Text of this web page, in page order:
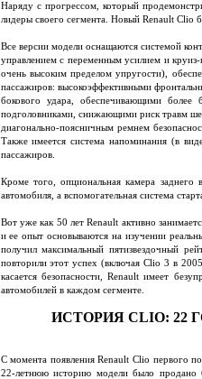
Наряду с прогрессом, который
лидеры своего сегмента. Новый Renault Clio
Все версии модели оснащаются системой
управлением с переменным усилием и
очень высоким пределом упругости),
пассажиров: высокоэффективными
бокового удара, обеспечивающими более
подголовниками, снижающими риск травм
диагонально-поясничным ремнем
Также имеется система напоминания (в
пассажиров.
Кроме того, опциональная камера
автомобиля, а вспомогательная система
Вот уже как 50 лет Renault активно
и ее опыт основываются на изучении
получил максимальный пятизвездочный
повторили этот успех (включая Clio 3 в
касается безопасности, Renault имеет
автомобилей в каждом сегменте.
ИСТОРИЯ CLIO: 22
С момента появления Renault Clio первого
22-летнюю историю модели было продано